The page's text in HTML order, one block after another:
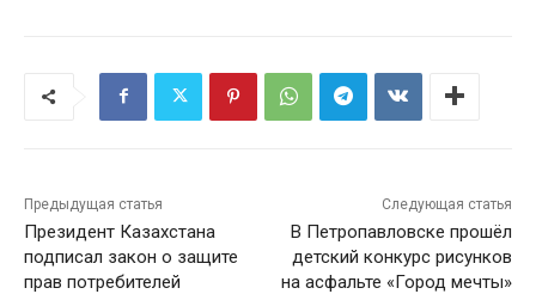
Предыдущая статья
Президент Казахстана
подписал закон о защите
прав потребителей
Следующая статья
В Петропавловске прошёл
детский конкурс рисунков
на асфальте «Город мечты»